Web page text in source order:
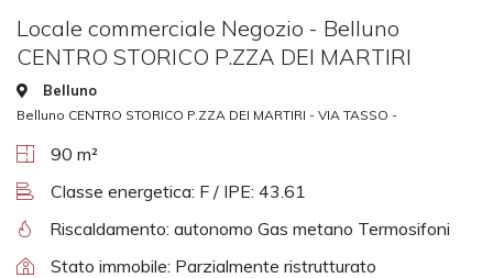
Locale commerciale Negozio - Belluno
CENTRO STORICO P.ZZA DEI MARTIRI
Belluno
Belluno CENTRO STORICO P.ZZA DEI MARTIRI - VIA TASSO -
90 m²
Classe energetica: F / IPE: 43.61
Riscaldamento: autonomo Gas metano Termosifoni
Stato immobile: Parzialmente ristrutturato